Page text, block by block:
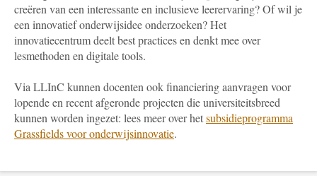
creëren van een interessante en inclusieve leerervaring? Of wil je
een innovatief onderwijsidee onderzoeken? Het
innovatiecentrum deelt best practices en denkt mee over
lesmethoden en digitale tools.
Via LLInC kunnen docenten ook financiering aanvragen voor
lopende en recent afgeronde projecten die universiteitsbreed
kunnen worden ingezet: lees meer over hetsubsidieprogramma
Grassfields voor onderwijsinnovatie.